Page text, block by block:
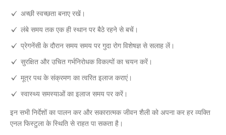
अच्छी स्वच्छता बनाए रखें।
लंबे समय तक एक ही स्थान पर बैठे रहने से बचें।
प्रेगनेंसी के दौरान समय समय पर गुदा रोग विशेषज्ञ से सलाह लें।
सुरक्षित और उचित गर्भनिरोधक विकल्पों का चयन करें।
मूत्र पथ के संक्रमण का त्वरित इलाज कराएं।
स्वास्थ्य समस्याओं का इलाज समय पर करें।
इन सभी निर्देशों का पालन कर और सकारात्मक जीवन शैली को अपना कर हर व्यक्ति
एनल फिस्टुला के स्थिति से राहत पा सकता है।